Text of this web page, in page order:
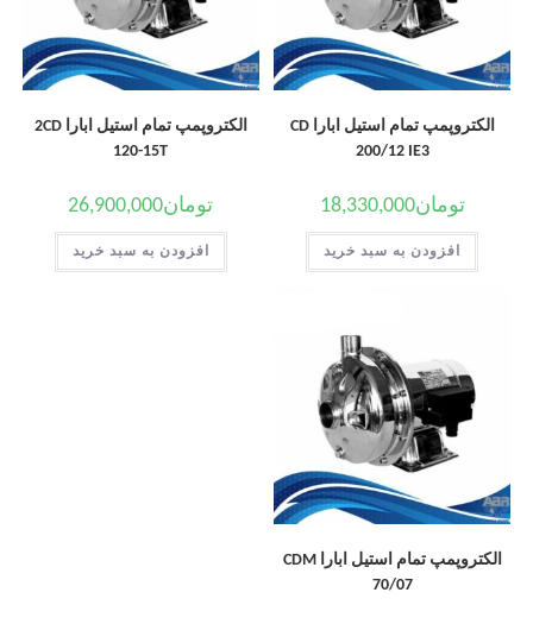
الکتروپمپ تمام استیل ابارا CD
200/12 IE3
تومان18,330,000
افزودن به سبد خرید
الکتروپمپ تمام استیل ابارا 2CD
120-15T
تومان26,900,000
افزودن به سبد خرید
الکتروپمپ تمام استیل ابارا CDM
70/07